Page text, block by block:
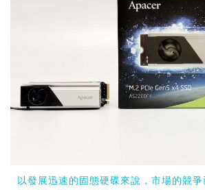
以發展迅速的固態硬碟來說，市場的競